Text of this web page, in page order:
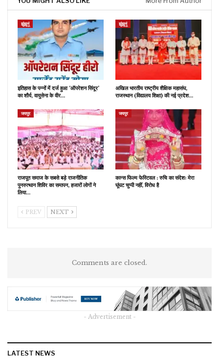
झुंझुनूं
इतिहास के पन्नों में दर्ज हुआ ‘ऑपरेशन सिंदूर’
का शौर्य, वायुसेना के वीर…
झुंझुनूं
अखिल भारतीय राष्ट्रीय शैक्षिक महासंघ,
राजस्थान (विद्यालय शिक्षा) की नई प्रदेश…
जयपुर
राजपूत समाज के सबसे बड़े राजनीतिक
पुनरुत्थान शिविर का समापन, हजारों लोगों ने
लिया…
जयपुर
कान्स फिल्म फेस्टिवल : रुचि का संदेशः मेरा
घूंघट चुप्पी नहीं, विरोध है
PREV NEXT
Comments are closed.
- Advertisement -
LATEST NEWS